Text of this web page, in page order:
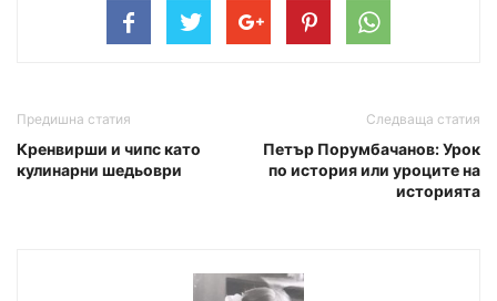
Предишна статия
Кренвирши и чипс като
кулинарни шедьоври
Следваща статия
Петър Порумбачанов: Урок
по история или уроците на
историята